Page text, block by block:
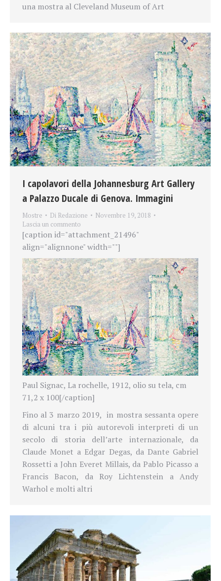
una mostra al Cleveland Museum of Art
I capolavori della Johannesburg Art Gallery
a Palazzo Ducale di Genova. Immagini
Mostre Di Redazione
Novembre 19, 2018
Lascia un commento
[caption id="attachment_21496"
align="alignnone" width=""]
Paul Signac, La rochelle, 1912, olio su tela, cm
71,2 x 100[/caption]
Fino al 3 marzo 2019, in mostra sessanta opere
di alcuni tra i più autorevoli interpreti di un
secolo di storia dell’arte internazionale, da
Claude Monet a Edgar Degas, da Dante Gabriel
Rossetti a John Everet Millais, da Pablo Picasso a
Francis Bacon, da Roy Lichtenstein a Andy
Warhol e molti altri